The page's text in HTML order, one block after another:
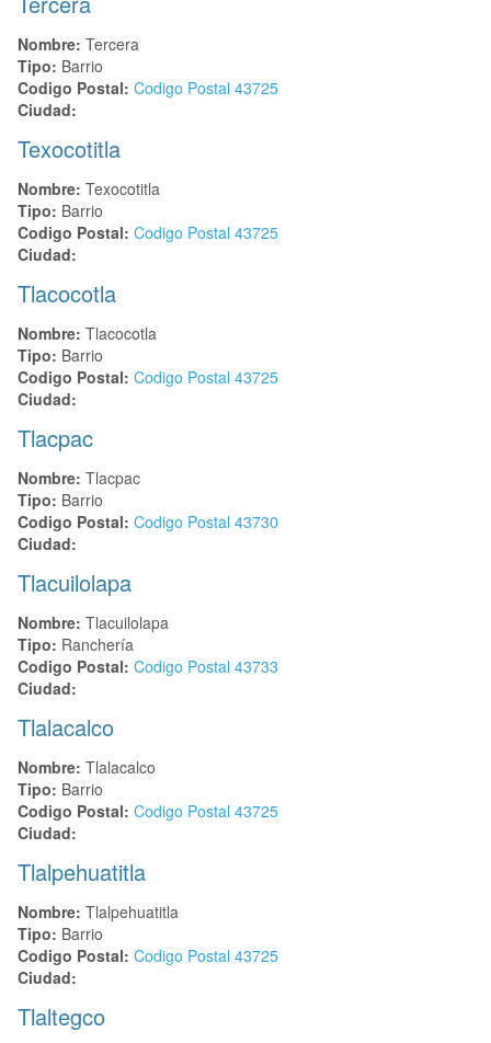
Nombre: Tercera
Tipo: Barrio
Codigo Postal: Codigo Postal 43725
Ciudad:
Texocotitla
Nombre: Texocotitla
Tipo: Barrio
Codigo Postal: Codigo Postal 43725
Ciudad:
Tlacocotla
Nombre: Tlacocotla
Tipo: Barrio
Codigo Postal: Codigo Postal 43725
Ciudad:
Tlacpac
Nombre: Tlacpac
Tipo: Barrio
Codigo Postal: Codigo Postal 43730
Ciudad:
Tlacuilolapa
Nombre: Tlacuilolapa
Tipo: Ranchería
Codigo Postal: Codigo Postal 43733
Ciudad:
Tlalacalco
Nombre: Tlalacalco
Tipo: Barrio
Codigo Postal: Codigo Postal 43725
Ciudad:
Tlalpehuatitla
Nombre: Tlalpehuatitla
Tipo: Barrio
Codigo Postal: Codigo Postal 43725
Ciudad:
Tlaltegco